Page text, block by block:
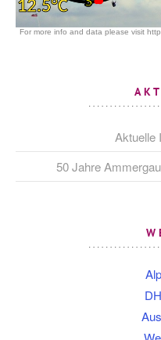
Aktuelle
50 Jahre